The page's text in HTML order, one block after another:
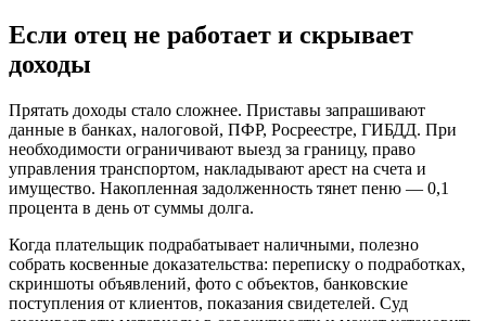
Если отец не работает и скрывает
доходы
Прятать доходы стало сложнее. Приставы запрашивают
данные в банках, налоговой, ПФР, Росреестре, ГИБДД. При
необходимости ограничивают выезд за границу, право
управления транспортом, накладывают арест на счета и
имущество. Накопленная задолженность тянет пеню — 0,1
процента в день от суммы долга.
Когда плательщик подрабатывает наличными, полезно
собрать косвенные доказательства: переписку о подработках,
скриншоты объявлений, фото с объектов, банковские
поступления от клиентов, показания свидетелей. Суд